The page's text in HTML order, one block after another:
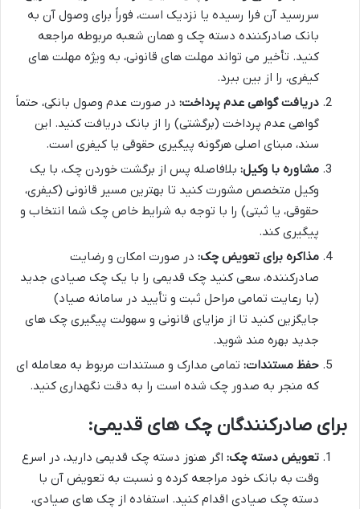
سررسید آن فرا رسیده یا نزدیک است، فوراً برای وصول آن به
بانک صادرکننده دسته چک و همان شعبه مربوطه مراجعه
کنید. تأخیر می تواند مهلت های قانونی، به ویژه مهلت های
کیفری، را از بین ببرد.
دریافت گواهی عدم پرداخت: در صورت عدم وصول بانکی، حتماً
گواهی عدم پرداخت (برگشتی) را از بانک دریافت کنید. این
سند، مبنای اصلی هرگونه پیگیری حقوقی یا کیفری است.
مشاوره با وکیل: بلافاصله پس از برگشت خوردن چک، با یک
وکیل متخصص مشورت کنید تا بهترین مسیر قانونی (کیفری،
حقوقی، یا ثبتی) را با توجه به شرایط خاص چک شما انتخاب و
پیگیری کند.
مذاکره برای تعویض چک: در صورت امکان و رضایت
صادرکننده، سعی کنید چک قدیمی را با یک چک صیادی جدید
(با رعایت تمامی مراحل ثبت و تأیید در سامانه صیاد)
جایگزین کنید تا از مزایای قانونی و سهولت پیگیری چک های
جدید بهره مند شوید.
حفظ مستندات: تمامی مدارک و مستندات مربوط به معامله ای
که منجر به صدور چک شده است را به دقت نگهداری کنید.
برای صادرکنندگان چک های قدیمی:
تعویض دسته چک: اگر هنوز دسته چک قدیمی دارید، در اسرع
وقت به بانک خود مراجعه کرده و نسبت به تعویض آن با
دسته چک صیادی اقدام کنید. استفاده از چک های صیادی،